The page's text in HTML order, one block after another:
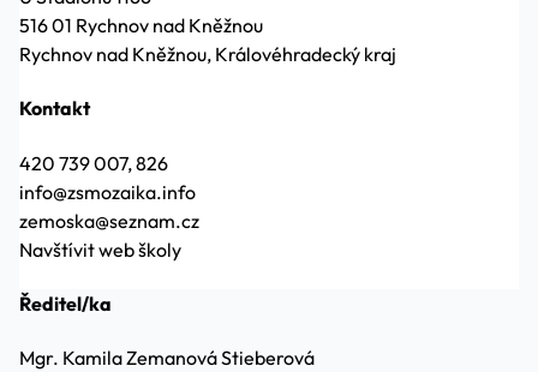
516 01 Rychnov nad Kněžnou
Rychnov nad Kněžnou, Královéhradecký kraj
Kontakt
420 739 007, 826
info@zsmozaika.info
zemoska@seznam.cz
Navštívit web školy
Ředitel/ka
Mgr. Kamila Zemanová Stieberová